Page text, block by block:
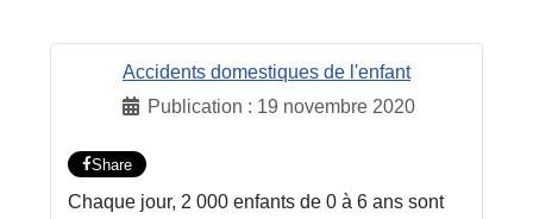
Accidents domestiques de l'enfant
Publication : 19 novembre 2020
Share
Chaque jour, 2 000 enfants de 0 à 6 ans sont